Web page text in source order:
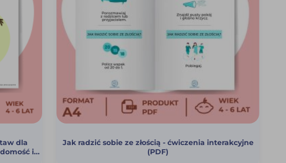
dla
i
Jak radzić sobie ze złością - ćwiczenia interakcyjne
(PDF)